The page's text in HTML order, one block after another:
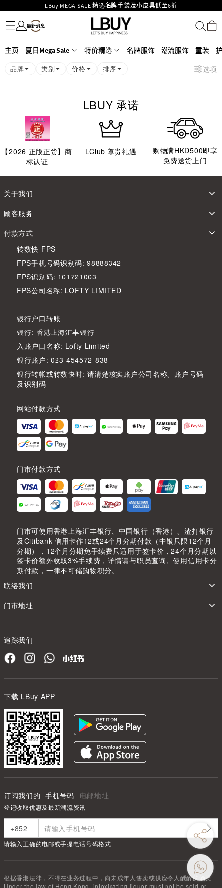
LBuy MEGA SALE 精选名牌手袋及小皮具低至6折
Goyard Hobo / Hobo Mini人气限量特别版限时原价低至75折!
LBuy呈献 - Hermès 及 Chanel 手袋及首饰低至6折，立即入手!
426号铺！
MOKO 1楼175号铺旗舰店特设名牌Hermès、CHANEL及LV专区！
购物满HKD500即享免运费！
名牌服饰
潮流服饰
童装
护肤美妆
香水香薰
个人护理
母婴护理
游戏及精品玩具
文仪用品
家居生活
电子产品
美食
医药保健
运动与户外用品
主页 夏日Mega Sale 特价精选 名牌服饰 潮流服饰 童装
品牌 类别 价格 排序 选项
LBUY 承诺
【2026 正版正货】商
标认证
LClub 尊贵礼遇
购物满HKD500即享
免费送货上门
关于我们
顾客服务
付款方式
转数快 FPS
FPS手机号码识别码: 98888342
FPS识别码: 161721063
FPS公司名称: LOFTY LIMITED
银行户口转账
银行: 香港上海汇丰银行
入账户口名称: Lofty Limited
银行账户: 023-454572-838
银行转帐或转数快时: 请清楚核实账户公司名称、账户号码
及识别码
网站付款方式
门市付款方式
门市可使用香港上海汇丰银行、中国银行（香港）、渣打银行
及Citibank 信用卡作12或24个月分期付款（中银只限12个月
分期），12个月分期免手续费只适用于签卡价，24个月分期以
签卡价额外收取3%手续费，详情请与职员查询。使用信用卡分
期付款，一律不可储购物积分。
联络我们
门市地址
追踪我们
下载 LBuy APP
订阅我们的 手机号码 电邮地址
登记收取优惠及最新潮流资讯
请输入正确的电邮或手提电话号码格式
根据香港法律，不得在业务过程中，向未成年人售卖或供应令人醺醉的酒类
Under the law of Hong Kong, intoxicating liquor must not be sold or